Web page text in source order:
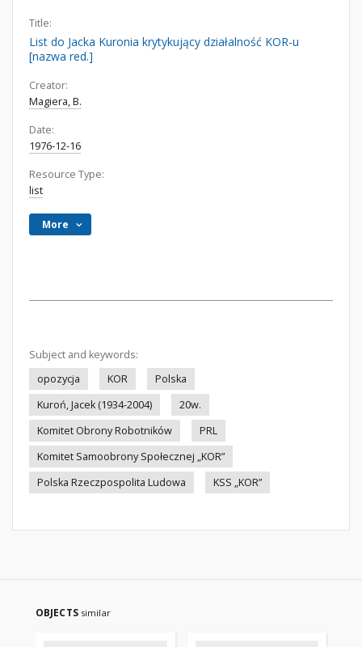
Title:
List do Jacka Kuronia krytykujący działalność KOR-u
[nazwa red.]
Creator:
Magiera, B.
Date:
1976-12-16
Resource Type:
list
More
Subject and keywords:
opozycja
KOR
Polska
Kuroń, Jacek (1934-2004)
20w.
Komitet Obrony Robotników
PRL
Komitet Samoobrony Społecznej „KOR”
Polska Rzeczpospolita Ludowa
KSS „KOR”
OBJECTS similar